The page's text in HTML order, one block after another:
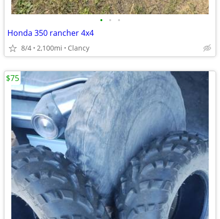
• • •
Honda 350 rancher 4x4
8/4 2,100mi Clancy
$75